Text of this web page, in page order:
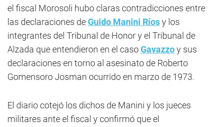
el fiscal Morosoli hubo claras contradicciones entre
las declaraciones deGuido Manini Ríosy los
integrantes del Tribunal de Honor y el Tribunal de
Alzada que entendieron en el casoGavazzoy sus
declaraciones en torno al asesinato de Roberto
Gomensoro Josman ocurrido en marzo de 1973.
El diario cotejó los dichos de Manini y los jueces
militares ante el fiscal y confirmó que el